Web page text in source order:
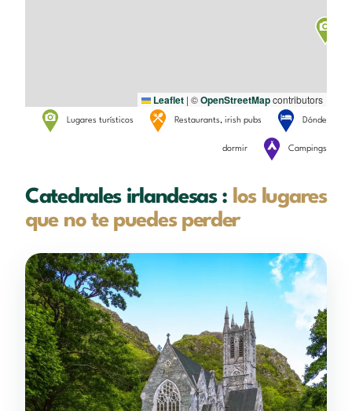
Leaflet | ©OpenStreetMapcontributors
Lugares turísticos Restaurants, irish pubs Dónde
dormir Campings
Catedrales irlandesas : los lugares
que no te puedes perder